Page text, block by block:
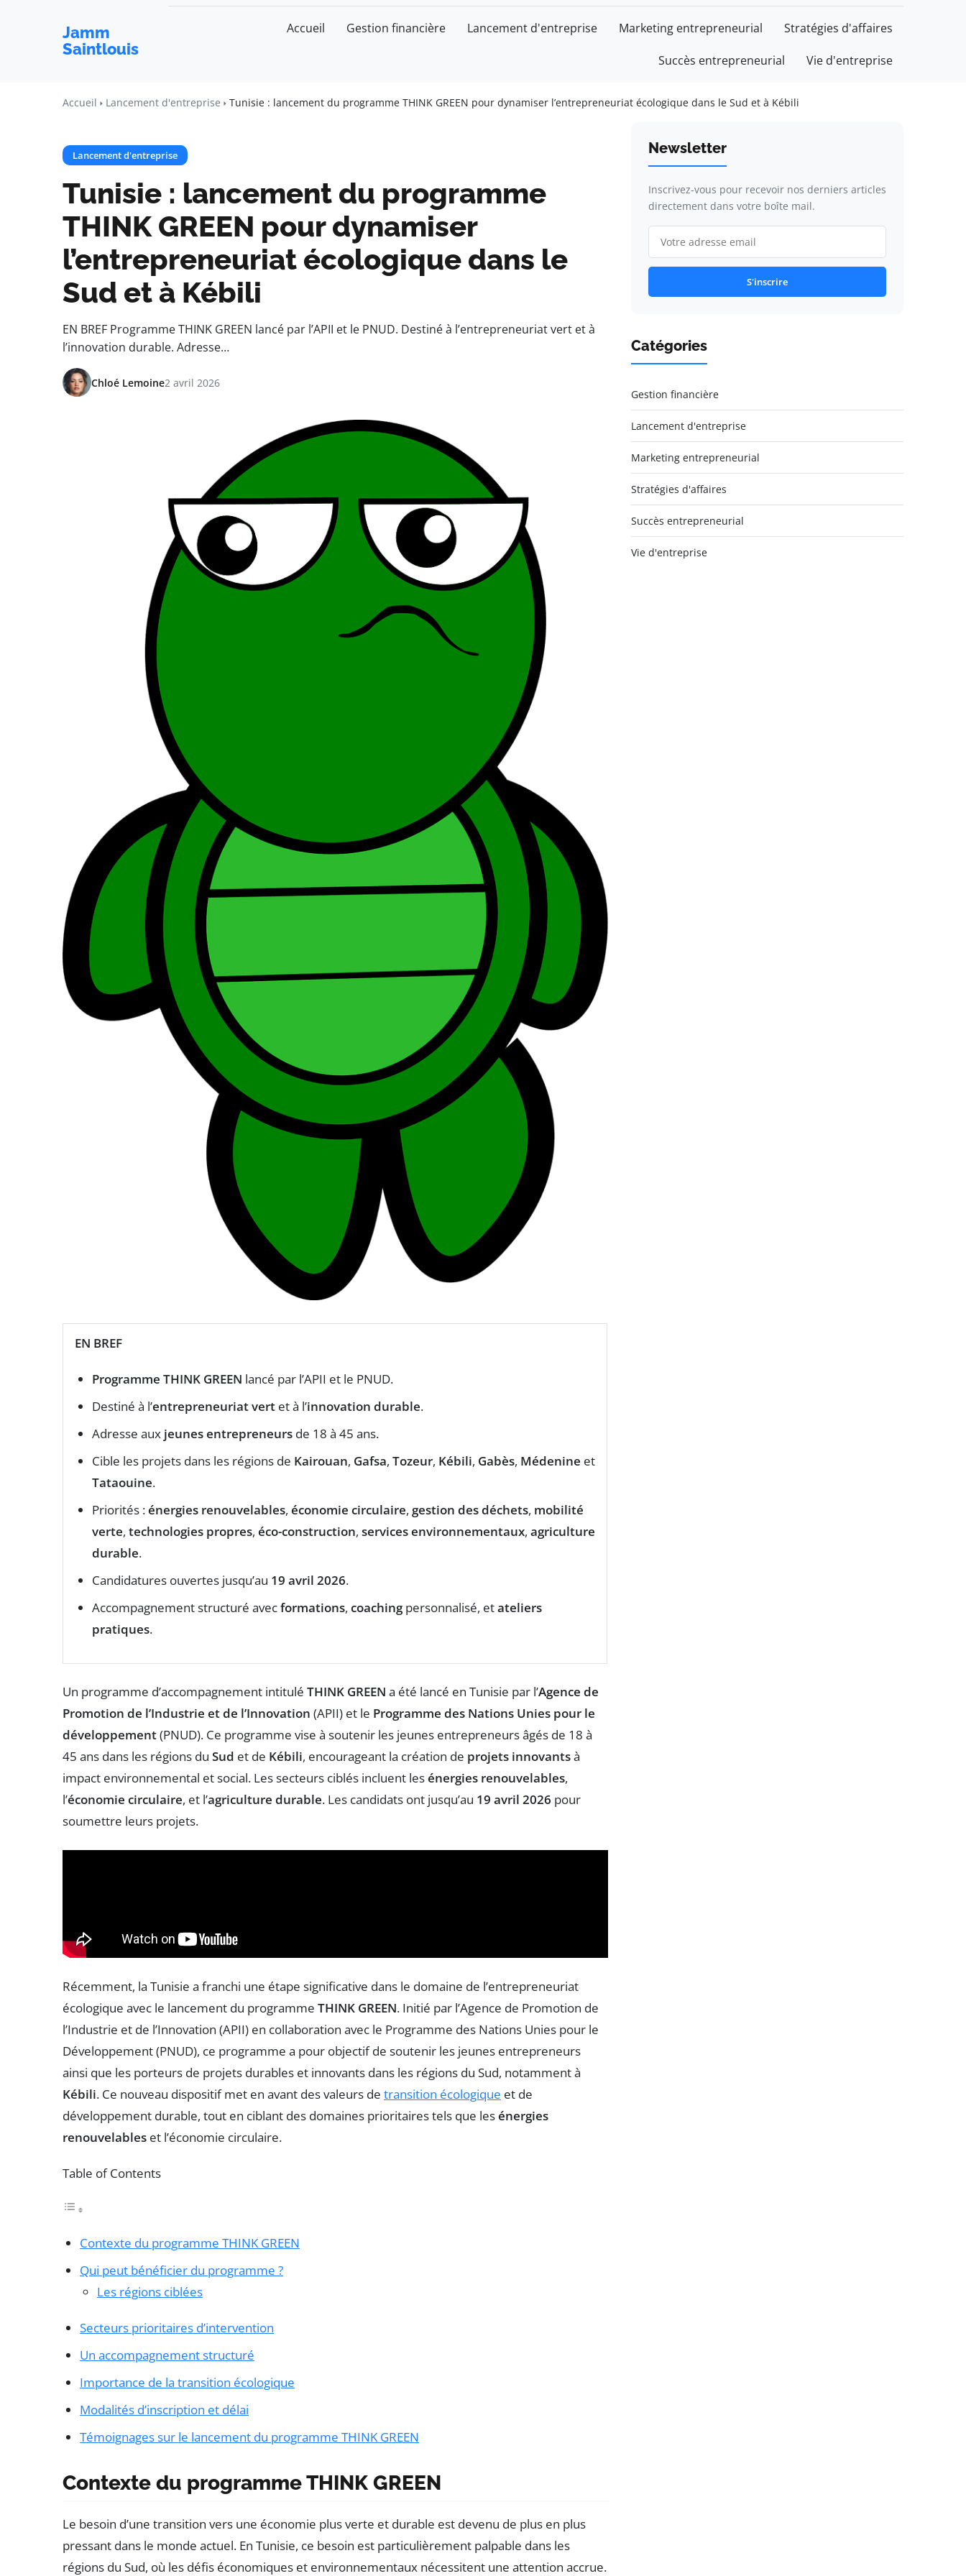
Jamm
Saintlouis
Accueil Gestion financière Lancement d'entreprise Marketing entrepreneurial Stratégies d'affaires
Succès entrepreneurial Vie d'entreprise
Accueil Lancement d'entreprise Tunisie : lancement du programme THINK GREEN pour dynamiser l’entrepreneuriat écologique dans le Sud et à Kébili
Lancement d'entreprise
Tunisie : lancement du programme
THINK GREEN pour dynamiser
l’entrepreneuriat écologique dans le
Sud et à Kébili
EN BREF Programme THINK GREEN lancé par l’APII et le PNUD. Destiné à l’entrepreneuriat vert et à
l’innovation durable. Adresse…
Chloé Lemoine2 avril 2026
EN BREF
Programme THINK GREEN lancé par l’APII et le PNUD.
Destiné à l’entrepreneuriat vert et à l’innovation durable.
Adresse aux jeunes entrepreneurs de 18 à 45 ans.
Cible les projets dans les régions de Kairouan, Gafsa, Tozeur, Kébili, Gabès, Médenine et
Tataouine.
Priorités :énergies renouvelables, économie circulaire, gestion des déchets, mobilité
verte, technologies propres, éco-construction, services environnementaux, agriculture
durable.
Candidatures ouvertes jusqu’au 19 avril 2026.
Accompagnement structuré avecformations, coachingpersonnalisé, etateliers
pratiques.
Un programme d’accompagnement intitulé THINK GREEN a été lancé en Tunisie par l’Agence de
Promotion de l’Industrie et de l’Innovation (APII) et le Programme des Nations Unies pour le
développement(PNUD). Ce programme vise à soutenir les jeunes entrepreneurs âgés de 18 à
45 ans dans les régions du Sud et de Kébili, encourageant la création de projets innovantsà
impact environnemental et social. Les secteurs ciblés incluent lesénergies renouvelables,
l’économie circulaire, et l’agriculture durable. Les candidats ont jusqu’au 19 avril 2026 pour
soumettre leurs projets.
Récemment, la Tunisie a franchi une étape significative dans le domaine de l’entrepreneuriat
écologique avec le lancement du programme THINK GREEN. Initié par l’Agence de Promotion de
l’Industrie et de l’Innovation (APII) en collaboration avec le Programme des Nations Unies pour le
Développement (PNUD), ce programme a pour objectif de soutenir les jeunes entrepreneurs
ainsi que les porteurs de projets durables et innovants dans les régions du Sud, notamment à
Kébili. Ce nouveau dispositif met en avant des valeurs de transition écologique et de
développement durable, tout en ciblant des domaines prioritaires tels que lesénergies
renouvelables et l’économie circulaire.
Table of Contents
Contexte du programme THINK GREEN
Qui peut bénéficier du programme ?
Les régions ciblées
Secteurs prioritaires d’intervention
Un accompagnement structuré
Importance de la transition écologique
Modalités d’inscription et délai
Témoignages sur le lancement du programme THINK GREEN
Contexte du programme THINK GREEN
Le besoin d’une transition vers une économie plus verte et durable est devenu de plus en plus
pressant dans le monde actuel. En Tunisie, ce besoin est particulièrement palpable dans les
régions du Sud, où les défis économiques et environnementaux nécessitent une attention accrue.
Newsletter
Inscrivez-vous pour recevoir nos derniers articles
directement dans votre boîte mail.
S'inscrire
Catégories
Gestion financière
Lancement d'entreprise
Marketing entrepreneurial
Stratégies d'affaires
Succès entrepreneurial
Vie d'entreprise